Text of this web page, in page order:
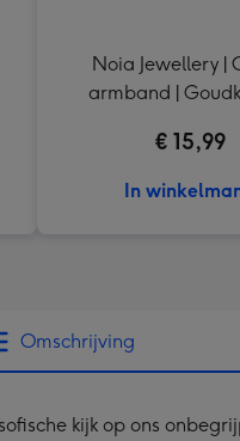
Noia Jewellery |
armband |
€ 15,99
In
Omschrijving
kijk op ons